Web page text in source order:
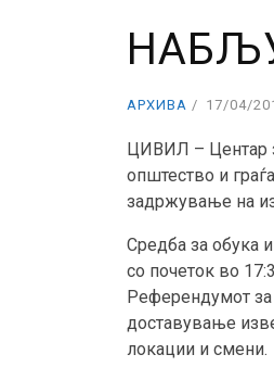
АРХИВА 17/04/
ЦИВИЛ – Центар
општество и
задржување на
Средба за обука
со почеток во
Референдумот за
доставување
локации и смени.